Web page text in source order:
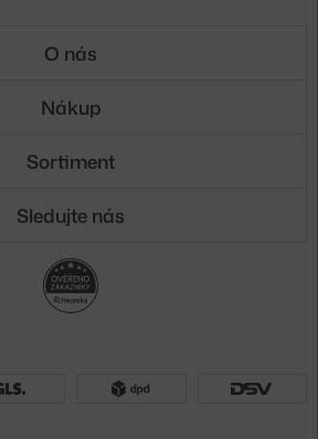
O nás
Nákup
Sortiment
Sledujte nás